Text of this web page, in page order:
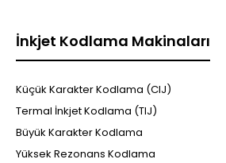
İnkjet Kodlama Makinaları
Küçük Karakter Kodlama (CIJ)
Termal İnkjet Kodlama (TIJ)
Büyük Karakter Kodlama
Yüksek Rezonans Kodlama